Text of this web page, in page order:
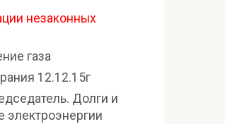
незаконных
газа
12.12.15г
Долги и
электроэнергии